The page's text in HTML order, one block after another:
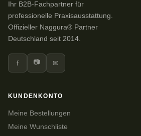
Ihr B2B-Fachpartner für
professionelle Praxisausstattung.
Offizieller Naggura® Partner
Deutschland seit 2014.
f 📷 ✉
KUNDENKONTO
Meine Bestellungen
Meine Wunschliste